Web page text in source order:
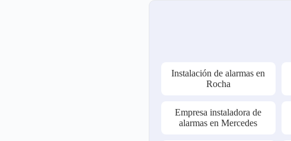
Instalación de alarmas en
Rocha
Empresa instaladora de
alarmas en Mercedes